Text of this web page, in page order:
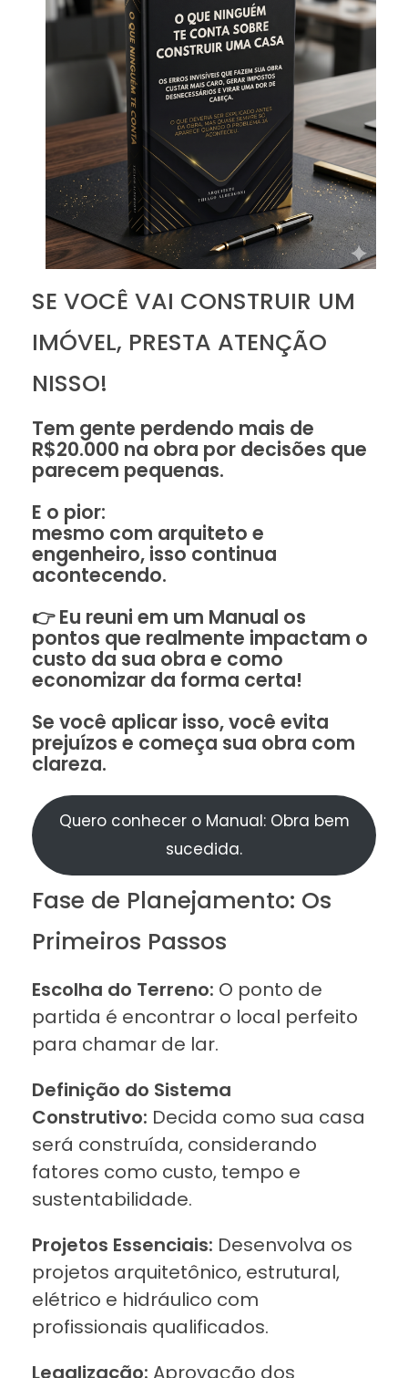
SE VOCÊ VAI CONSTRUIR UM
IMÓVEL, PRESTA ATENÇÃO
NISSO!
Tem gente perdendo mais de
R$20.000 na obra por decisões que
parecem pequenas.
E o pior:
mesmo com arquiteto e
engenheiro, isso continua
acontecendo.
👉 Eu reuni em um Manual os
pontos que realmente impactam o
custo da sua obra e como
economizar da forma certa!
Se você aplicar isso, você evita
prejuízos e começa sua obra com
clareza.
Quero conhecer o Manual: Obra bem
sucedida.
Fase de Planejamento: Os
Primeiros Passos
Escolha do Terreno: O ponto de
partida é encontrar o local perfeito
para chamar de lar.
Definição do Sistema
Construtivo: Decida como sua casa
será construída, considerando
fatores como custo, tempo e
sustentabilidade.
Projetos Essenciais: Desenvolva os
projetos arquitetônico, estrutural,
elétrico e hidráulico com
profissionais qualificados.
Legalização: Aprovação dos